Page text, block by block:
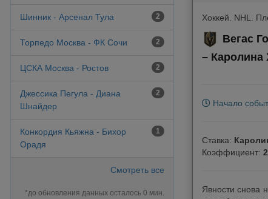
2
Шинник - Арсенал Тула
2
Торпедо Москва - ФК Сочи
2
ЦСКА Москва - Ростов
2
Джеcсика Пегула - Диана
Шнайдер
1
Конкордия Кьяжна - Бихор
Орадя
Смотреть все
*до обновления данных осталось 0 мин.
Хоккей. NHL.
Вегас
– Каролина
Начало
Ставка:
Коэффициент:
Явности снова